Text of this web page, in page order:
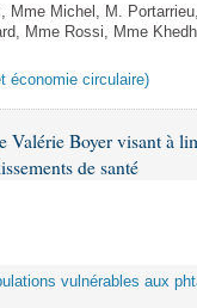
Mme Michel, M.
Mme Rossi, Mme
économie circulaire)
Boyer visant à
de santé
vulnérables aux